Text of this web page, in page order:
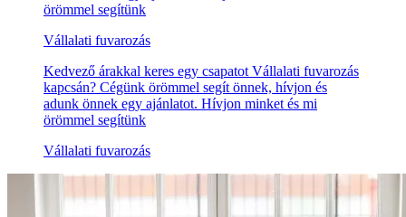
örömmel segítünk
Vállalati fuvarozás
Kedvező árakkal keres egy csapatot Vállalati fuvarozás
kapcsán? Cégünk örömmel segít önnek, hívjon és
adunk önnek egy ajánlatot. Hívjon minket és mi
örömmel segítünk
Vállalati fuvarozás